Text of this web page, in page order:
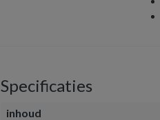
Specificaties
inhoud